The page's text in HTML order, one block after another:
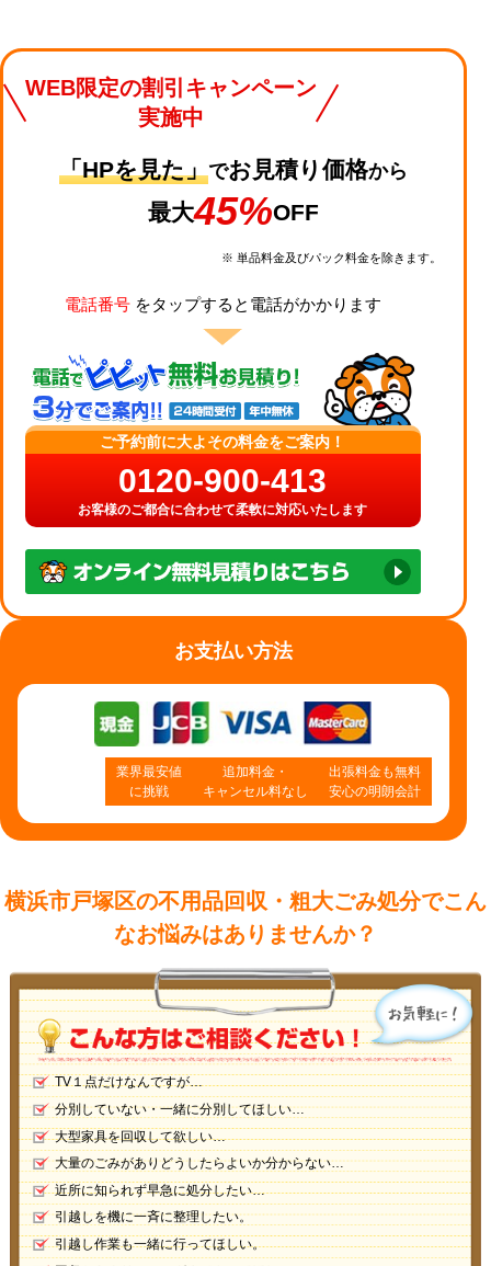
WEB限定の割引キャンペーン
実施中
「HPを見た」でお見積り価格から
最大45%OFF
※ 単品料金及びパック料金を除きます。
電話番号をタップすると電話がかかります
ご予約前に大よその料金をご案内！
0120-900-413
お客様のご都合に合わせて柔軟に対応いたします
お支払い方法
業界最安値
に挑戦
追加料金・
キャンセル料なし
出張料金も無料
安心の明朗会計
横浜市戸塚区の不用品回収・粗大ごみ処分でこん
なお悩みはありませんか？
TV１点だけなんですが…
分別していない・一緒に分別してほしい…
大型家具を回収して欲しい…
大量のごみがありどうしたらよいか分からない…
近所に知られず早急に処分したい…
引越しを機に一斉に整理したい。
引越し作業も一緒に行ってほしい。